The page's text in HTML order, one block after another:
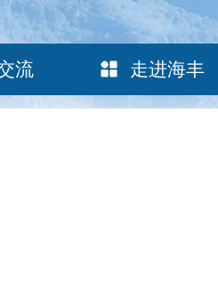
流 走进海丰